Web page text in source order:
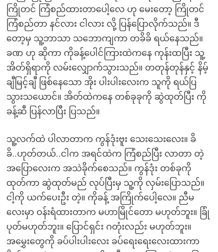
ကြိုတင် ကြံစည်ထားတာပေါ့လေ ဟု မေးတော့ ကြိုတင်
ကြံစည်တာ နင်လား ငါလား လို့ ပြန်ပြောလိုက်သည်။ ဒီ
တော့မှ သူ့ဘာသာ သဘောကျကာ တခိခိ ရယ်နေသည်။
ခဏ ဟု ဆိုကာ ကိုခန့်ပေါင်ကြားထဲကနေ ကုန်းထပြီး သူ့
အိတ်ရှိရာကို လမ်းလျှောက်သွားသည်။ တတုန်တုန်နှင့် နိမ့်
ချီမြင့်ချီ ဖြစ်နေသော အိုး ပါးပါးလေးက သူကို ရယ်ပြ
သွားသယောင်။ အိတ်ထဲကနေ တစ်ခုခုကို ဆွဲထုတ်ပြီး ကို
ခန့်ဆီ ပြန်လာပြီး ပြသည်။
သူ့လက်ထဲ ပါလာတာက ကွန်ဒုံးဗူး သေးသေးလေး။ ခိ
ခိ..ဟုတ်တယ်..ငါက အရင်ထဲက ကြံစည်ပြီး လာတာ တဲ့
အပြောလေးက အသဲခိုက်စေသည်။ ကွန်ဒုံး တစ်ခုကို
ထုတ်ကာ ဆွဲထုတ်မည် လုပ်ပြီးမှ သူ့ကို လှမ်းပြောသည်။
ငါ့ကို ယက်ပေးဦး တဲ့။ ကိုခန့် အကြိုက်ပေါ့လေ။ ညီမ
လေးမှာ ဝန်းရံထားတာက မဟာမြိုင်တော မဟုတ်ဘူး။ ခြုံ
ပုတ်မဟုတ်ဘူး။ ပြောင်ရှင်း ဂတုံးလည်း မဟုတ်ဘူး။
အမွှေးတွေကို ခပ်ပါးပါးလေး ခပ်ရေးရေးလေးထားကာ